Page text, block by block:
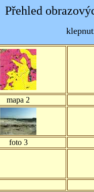
Přehled
mapa 2
foto 3